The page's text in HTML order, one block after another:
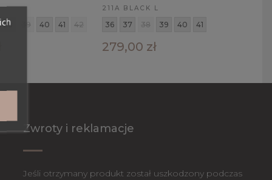
38 39 40 41 42
211A BLACK L
36 37 38 39 40 41
279,00 zł
Zwroty i reklamacje
Jeśli otrzymany produkt został uszkodzony podczas